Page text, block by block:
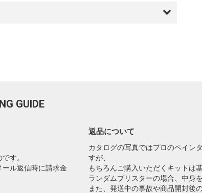
GUIDE
す。
ル返信時に請求金
返品について
カタログの写真ではプロのペイン
すが、
もちろんご購入いただくキットは
ランダムブリスターの場合、中身
また、発送中の事故や商品開封後